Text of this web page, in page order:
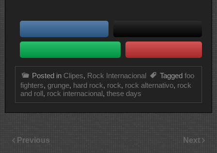
Posted in Clipes, Rock Internacional Tagged foo
fighters, grunge, hard rock, rock, rock alternativo, rock
and roll, rock internacional, these days
Previous Next